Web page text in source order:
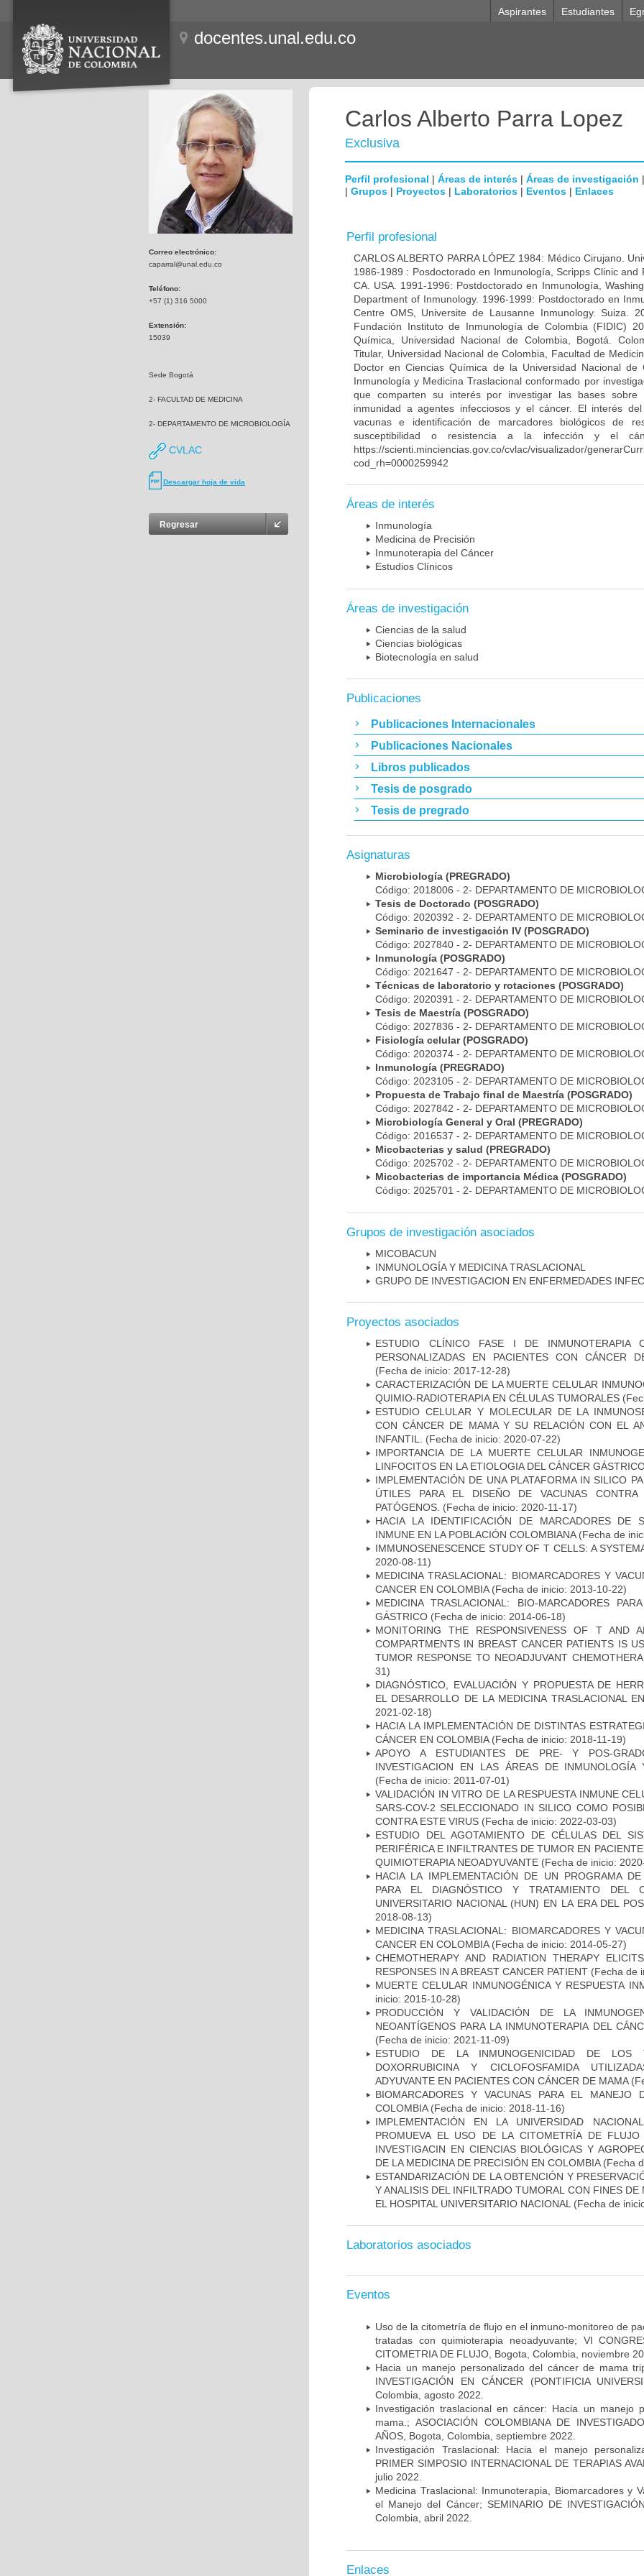
Aspirantes Estudiantes
docentes.unal.edu.co
Correo electrónico:
caparral@unal.edu.co
Teléfono:
+57 (1) 316 5000
Extensión:
15039
Sede Bogotá
2- FACULTAD DE MEDICINA
2- DEPARTAMENTO DE MICROBIOLOGÍA
CVLAC
Descargar hoja de vida
Regresar
Carlos Alberto Parra Lopez
Exclusiva
Perfil profesional | Áreas de interés | Áreas de investigación |
| Grupos | Proyectos | Laboratorios | Eventos | Enlaces
Perfil profesional
CARLOS ALBERTO PARRA LÓPEZ 1984: Médico Cirujano.
1986-1989 : Posdoctorado en Inmunología, Scripps Clinic and
CA. USA. 1991-1996: Postdoctorado en Inmunología,
Department of Inmunology. 1996-1999: Postdoctorado en
Centre OMS, Universite de Lausanne Inmunology. Suiza.
Fundación Instituto de Inmunología de Colombia (FIDIC)
Química, Universidad Nacional de Colombia, Bogotá.
Titular, Universidad Nacional de Colombia, Facultad de
Doctor en Ciencias Química de la Universidad Nacional
Inmunología y Medicina Traslacional conformado por
que comparten su interés por investigar las bases sobre
inmunidad a agentes infecciosos y el cáncer. El interés
vacunas e identificación de marcadores biológicos de
susceptibilidad o resistencia a la infección y el
https://scienti.minciencias.gov.co/cvlac/visualizador/
cod_rh=0000259942
Áreas de interés
Inmunología
Medicina de Precisión
Inmunoterapia del Cáncer
Estudios Clínicos
Áreas de investigación
Ciencias de la salud
Ciencias biológicas
Biotecnología en salud
Publicaciones
Publicaciones Internacionales
Publicaciones Nacionales
Libros publicados
Tesis de posgrado
Tesis de pregrado
Asignaturas
Microbiología (PREGRADO)
Código: 2018006 - 2- DEPARTAMENTO DE
Tesis de Doctorado (POSGRADO)
Código: 2020392 - 2- DEPARTAMENTO DE
Seminario de investigación IV (POSGRADO)
Código: 2027840 - 2- DEPARTAMENTO DE
Inmunología (POSGRADO)
Código: 2021647 - 2- DEPARTAMENTO DE
Técnicas de laboratorio y rotaciones (POSGRADO)
Código: 2020391 - 2- DEPARTAMENTO DE
Tesis de Maestría (POSGRADO)
Código: 2027836 - 2- DEPARTAMENTO DE
Fisiología celular (POSGRADO)
Código: 2020374 - 2- DEPARTAMENTO DE
Inmunología (PREGRADO)
Código: 2023105 - 2- DEPARTAMENTO DE
Propuesta de Trabajo final de Maestría (POSGRADO)
Código: 2027842 - 2- DEPARTAMENTO DE
Microbiología General y Oral (PREGRADO)
Código: 2016537 - 2- DEPARTAMENTO DE
Micobacterias y salud (PREGRADO)
Código: 2025702 - 2- DEPARTAMENTO DE
Micobacterias de importancia Médica (POSGRADO)
Código: 2025701 - 2- DEPARTAMENTO DE
Grupos de investigación asociados
MICOBAC­UN
INMUNOLOGÍA Y MEDICINA TRASLACIONAL
GRUPO DE INVESTIGACION EN ENFERMEDADES
Proyectos asociados
ESTUDIO CLÍNICO FASE I DE INMUNOTERAPIA
PERSONALIZADAS EN PACIENTES CON CÁNCER
(Fecha de inicio: 2017-12-28)
CARACTERIZACIÓN DE LA MUERTE CELULAR
QUIMIO-RADIOTERAPIA EN CÉLULAS TUMORALES
ESTUDIO CELULAR Y MOLECULAR DE LA
CON CÁNCER DE MAMA Y SU RELACIÓN CON EL
INFANTIL.
(Fecha de inicio: 2020-07-22)
IMPORTANCIA DE LA MUERTE CELULAR
LINFOCITOS EN LA ETIOLOGIA DEL CÁNCER
IMPLEMENTACIÓN DE UNA PLATAFORMA IN SILICO
ÚTILES PARA EL DISEÑO DE VACUNAS
PATÓGENOS. (Fecha de inicio: 2020-11-17)
HACIA LA IDENTIFICACIÓN DE MARCADORES DE
INMUNE EN LA POBLACIÓN COLOMBIANA(Fecha de
IMMUNOSENESCENCE STUDY OF T CELLS: A
2020-08-11)
MEDICINA TRASLACIONAL: BIOMARCADORES Y
CANCER EN COLOMBIA(Fecha de inicio: 2013-10-22)
MEDICINA TRASLACIONAL: BIO-MARCADORES
GÁSTRICO (Fecha de inicio: 2014-06-18)
MONITORING THE RESPONSIVENESS OF T AND
COMPARTMENTS IN BREAST CANCER PATIENTS IS
TUMOR RESPONSE TO NEOADJUVANT
31)
DIAGNÓSTICO, EVALUACIÓN Y PROPUESTA DE
EL DESARROLLO DE LA MEDICINA TRASLACIONAL
2021-02-18)
HACIA LA IMPLEMENTACIÓN DE DISTINTAS
CÁNCER EN COLOMBIA(Fecha de inicio: 2018-11-19)
APOYO A ESTUDIANTES DE PRE- Y POS-
INVESTIGACION EN LAS ÁREAS DE INMUNOLOGÍA
(Fecha de inicio: 2011-07-01)
VALIDACIÓN IN VITRO DE LA RESPUESTA INMUNE
SARS-COV-2 SELECCIONADO IN SILICO COMO
CONTRA ESTE VIRUS (Fecha de inicio: 2022-03-03)
ESTUDIO DEL AGOTAMIENTO DE CÉLULAS DEL
PERIFÉRICA E INFILTRANTES DE TUMOR EN
QUIMIOTERAPIA NEOADYUVANTE (Fecha de inicio:
HACIA LA IMPLEMENTACIÓN DE UN PROGRAMA
PARA EL DIAGNÓSTICO Y TRATAMIENTO DEL
UNIVERSITARIO NACIONAL (HUN) EN LA ERA DEL
2018-08-13)
MEDICINA TRASLACIONAL: BIOMARCADORES Y
CANCER EN COLOMBIA(Fecha de inicio: 2014-05-27)
CHEMOTHERAPY AND RADIATION THERAPY
RESPONSES IN A BREAST CANCER PATIENT (Fecha de
MUERTE CELULAR INMUNOGÉNICA Y RESPUESTA
inicio: 2015-10-28)
PRODUCCIÓN Y VALIDACIÓN DE LA
NEOANTÍGENOS PARA LA INMUNOTERAPIA DEL
(Fecha de inicio: 2021-11-09)
ESTUDIO DE LA INMUNOGENICIDAD DE LOS
DOXORRUBICINA Y CICLOFOSFAMIDA
ADYUVANTE EN PACIENTES CON CÁNCER DE MAMA
BIOMARCADORES Y VACUNAS PARA EL MANEJO
COLOMBIA(Fecha de inicio: 2018-11-16)
IMPLEMENTACIÓN EN LA UNIVERSIDAD
PROMUEVA EL USO DE LA CITOMETRÍA DE FLUJO
INVESTIGACIN EN CIENCIAS BIOLÓGICAS Y
DE LA MEDICINA DE PRECISIÓN EN COLOMBIA(Fecha
ESTANDARIZACIÓN DE LA OBTENCIÓN Y
Y ANALISIS DEL INFILTRADO TUMORAL CON FINES DE
EL HOSPITAL UNIVERSITARIO NACIONAL (Fecha de
Laboratorios asociados
Eventos
Uso de la citometría de flujo en el inmuno-monitoreo de
tratadas con quimioterapia neoadyuvante; VI
CITOMETRIA DE FLUJO, Bogota, Colombia, noviembre
Hacia un manejo personalizado del cáncer de mama
INVESTIGACIÓN EN CÁNCER (PONTIFICIA
Colombia, agosto 2022.
Investigación traslacional en cáncer: Hacia un manejo
mama.; ASOCIACIÓN COLOMBIANA DE
AÑOS, Bogota, Colombia, septiembre 2022.
Investigación Traslacional: Hacia el manejo
PRIMER SIMPOSIO INTERNACIONAL DE TERAPIAS
julio 2022.
Medicina Traslacional: Inmunoterapia, Biomarcadores y
el Manejo del Cáncer; SEMINARIO DE
Colombia, abril 2022.
Enlaces